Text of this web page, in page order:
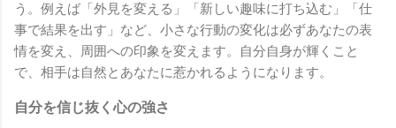
う。例えば「外見を変える」「新しい趣味に打ち込む」「仕
事で結果を出す」など、小さな行動の変化は必ずあなたの表
情を変え、周囲への印象を変えます。自分自身が輝くこと
で、相手は自然とあなたに惹かれるようになります。
自分を信じ抜く心の強さ